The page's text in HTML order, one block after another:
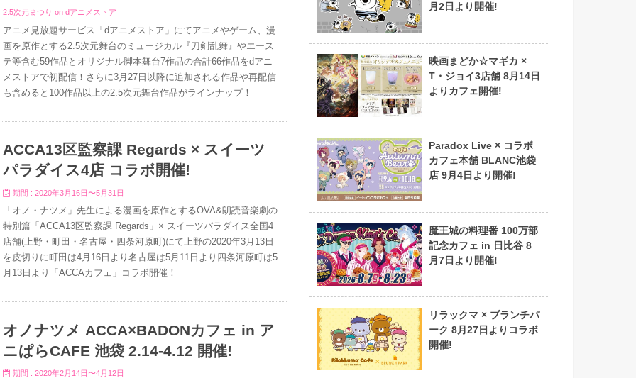
2.5次元まつり on dアニメストア
アニメ見放題サービス「dアニメストア」にてアニメやゲーム、漫
画を原作とする2.5次元舞台のミュージカル『刀剣乱舞』やエース
テ等含む59作品とオリジナル脚本舞台7作品の合計66作品をdアニ
メストアで初配信！さらに3月27日以降に追加される作品や再配信
も含めると100作品以上の2.5次元舞台作品がラインナップ！
ACCA13区監察課 Regards × スイーツ
パラダイス4店 コラボ開催!
期間 : 2020年3月16日〜5月31日
「オノ・ナツメ」先生による漫画を原作とするOVA&朗読音楽劇の
特別篇「ACCA13区監察課 Regards」× スイーツパラダイス全国4
店舗(上野・町田・名古屋・四条河原町)にて上野の2020年3月13日
を皮切りに町田は4月16日より名古屋は5月11日より四条河原町は5
月13日より「ACCAカフェ」コラボ開催！
オノナツメ ACCA×BADONカフェ in ア
ニぱらCAFE 池袋 2.14-4.12 開催!
期間 : 2020年2月14日〜4月12日
月2日より開催!
映画まどか☆マギカ ×
T・ジョイ3店舗 8月14日
よりカフェ開催!
Paradox Live × コラボ
カフェ本舗 BLANC池袋
店 9月4日より開催!
魔王城の料理番 100万部
記念カフェ in 日比谷 8
月7日より開催!
リラックマ × ブランチパ
ーク 8月27日よりコラボ
開催!